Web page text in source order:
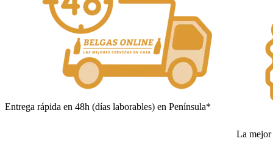
Entrega rápida en 48h (días laborables) en Península*
La mejor